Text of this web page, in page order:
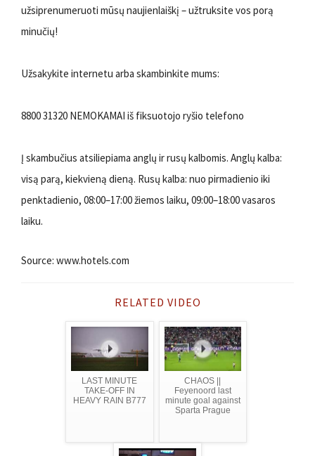
užsiprenumeruoti mūsų naujienlaiškį – užtruksite vos porą
minučių!
Užsakykite internetu arba skambinkite mums:
8800 31320‎ NEMOKAMAI iš fiksuotojo ryšio telefono
Į skambučius atsiliepiama anglų ir rusų kalbomis. Anglų kalba:
visą parą, kiekvieną dieną. Rusų kalba: nuo pirmadienio iki
penktadienio, 08:00–17:00 žiemos laiku, 09:00–18:00 vasaros
laiku.
Source: www.hotels.com
RELATED VIDEO
LAST MINUTE
TAKE-OFF IN
HEAVY RAIN B777
CHAOS ||
Feyenoord last
minute goal against
Sparta Prague